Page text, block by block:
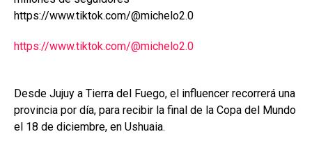
o
p
tir
https://www.tiktok.com/@michelo2.0
https://www.tiktok.com/@michelo2.0
Desde Jujuy a Tierra del Fuego, el influencer recorrerá una
provincia por día, para recibir la final de la Copa del Mundo
el 18 de diciembre, en Ushuaia.